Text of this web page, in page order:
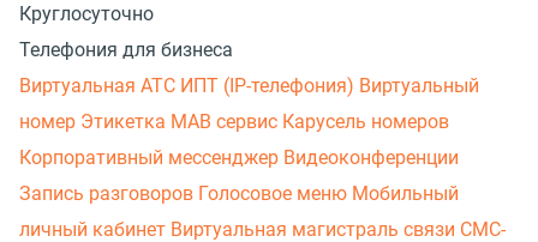
Круглосуточно
Телефония для бизнеса
Виртуальная АТС ИПТ (IP-телефония) Виртуальный
номер Этикетка МАВ сервис Карусель номеров
Корпоративный мессенджер Видеоконференции
Запись разговоров Голосовое меню Мобильный
личный кабинет Виртуальная магистраль связи СМС-